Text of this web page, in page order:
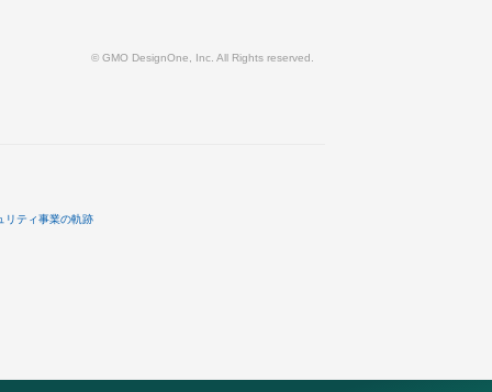
© GMO DesignOne, Inc. All Rights reserved.
リティ事業の軌跡